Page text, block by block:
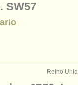
SW57
Reino